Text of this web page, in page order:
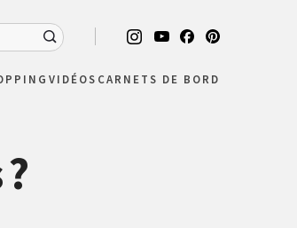
VIDÉOS CARNETS DE BORD